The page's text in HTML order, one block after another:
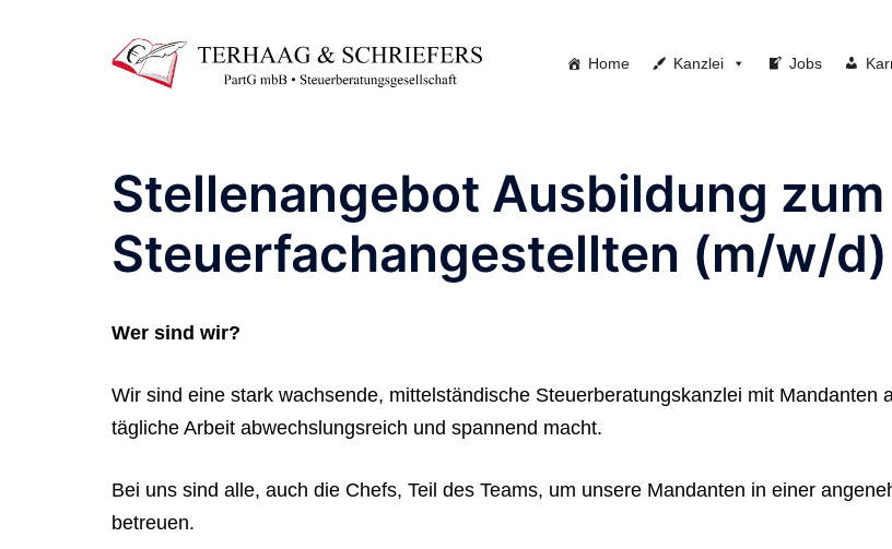
Home Kanzlei Jobs
Stellenangebot Ausbildung zum
Steuerfachangestellten (m/w/d)
Wer sind wir?
Wir sind eine stark wachsende, mittelständische Steuerberatungskanzlei mit Mandanten
tägliche Arbeit abwechslungsreich und spannend macht.
Bei uns sind alle, auch die Chefs, Teil des Teams, um unsere Mandanten in einer
betreuen.